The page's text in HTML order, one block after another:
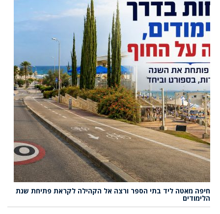
חיפה מאטה ליד בתי הספר ורצה אל הקהילה לקראת פתיחת שנת
הלימודים